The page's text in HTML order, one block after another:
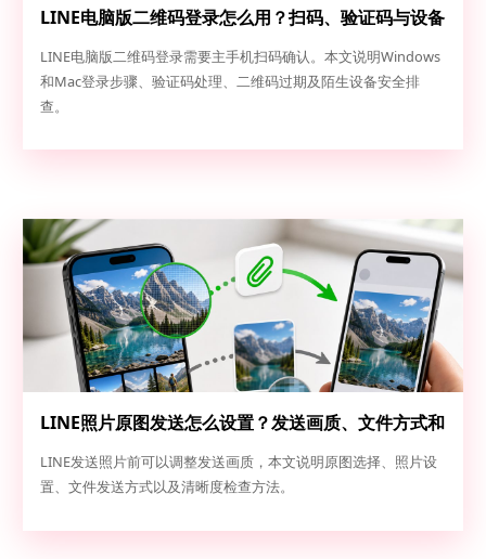
LINE电脑版二维码登录怎么用？扫码、验证码与设备
LINE电脑版二维码登录需要主手机扫码确认。本文说明Windows
和Mac登录步骤、验证码处理、二维码过期及陌生设备安全排
查。
LINE照片原图发送怎么设置？发送画质、文件方式和
清晰度检查
LINE发送照片前可以调整发送画质，本文说明原图选择、照片设
置、文件发送方式以及清晰度检查方法。